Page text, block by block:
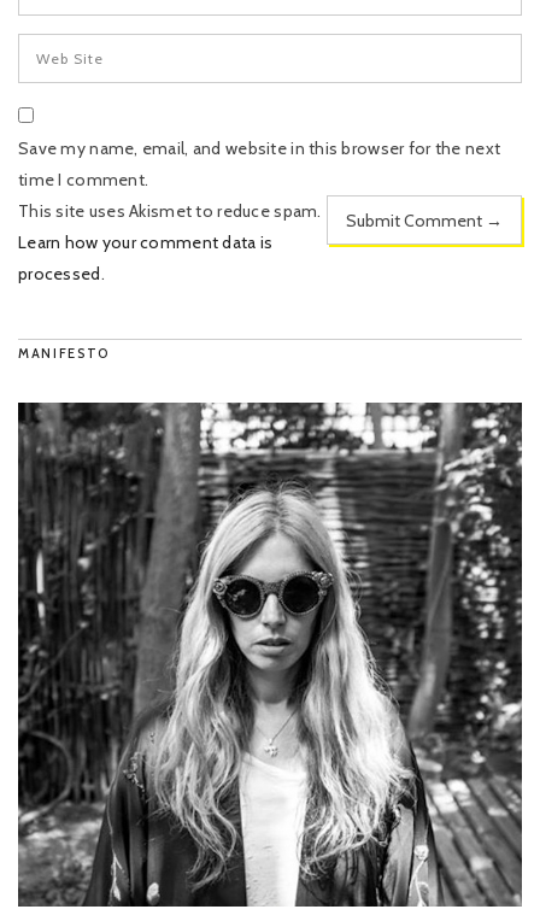
Save my name, email, and website in this browser for the next
time I comment.
This site uses Akismet to reduce spam.
Learn how your comment data is
processed.
MANIFESTO